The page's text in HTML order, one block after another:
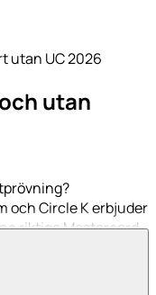
utan UC 2026
utan
och Circle K erbjuder
riktiga Mastercard-
ingen UC-kontroll